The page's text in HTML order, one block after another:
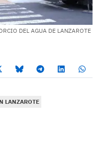
DEL AGUA DE LANZAROTE
LANZAROTE